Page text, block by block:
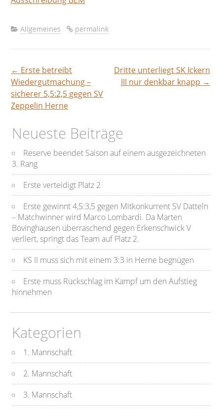
Allgemeines permalink
Beitragsnavigation
← Erste betreibt
Wiedergutmachung –
sicherer 5,5:2,5 gegen SV
Zeppelin Herne
Dritte unterliegt SK Ickern
III nur denkbar knapp →
Neueste Beiträge
Reserve beendet Saison auf einem ausgezeichneten
3. Rang
Erste verteidigt Platz 2
Erste gewinnt 4,5:3,5 gegen Mitkonkurrent SV Datteln
– Matchwinner wird Marco Lombardi. Da Marten
Bövinghausen überraschend gegen Erkenschwick V
verliert, springt das Team auf Platz 2.
KS II muss sich mit einem 3:3 in Herne begnügen
Erste muss Rückschlag im Kampf um den Aufstieg
hinnehmen
Kategorien
1. Mannschaft
2. Mannschaft
3. Mannschaft